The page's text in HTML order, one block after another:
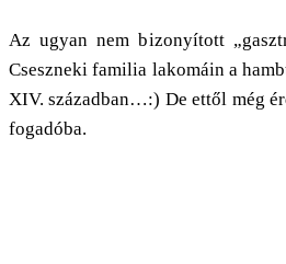
Az ugyan nem bizonyított
Cseszneki familia lakomáin a
XIV. században…:) De ettől még
fogadóba.